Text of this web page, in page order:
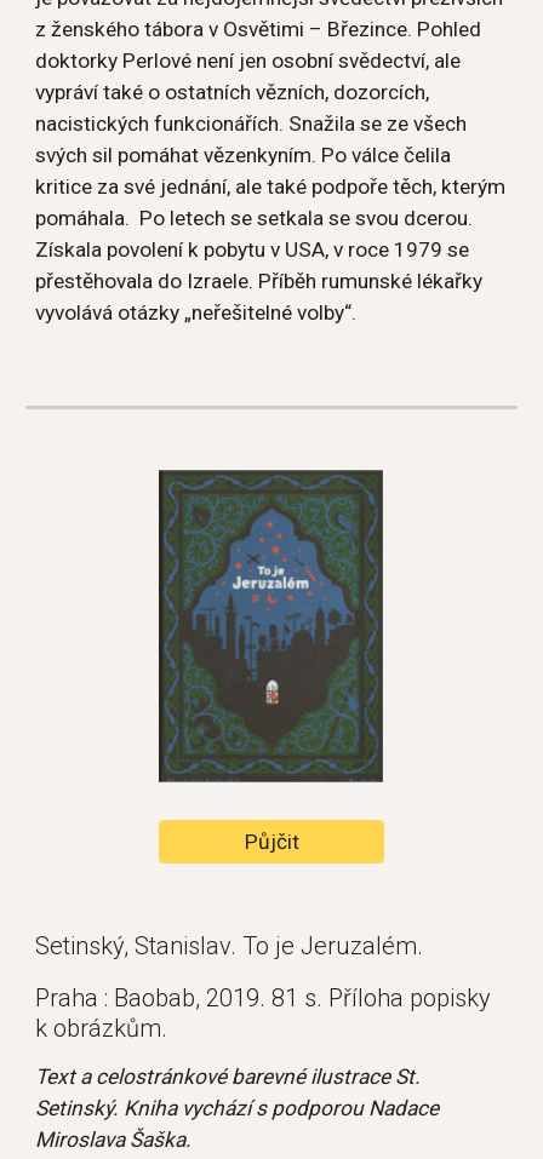
z ženského tábora v Osvětimi – Březince. Pohled
doktorky Perlové není jen osobní svědectví, ale
vypráví také o ostatních vězních, dozorcích,
nacistických funkcionářích. Snažila se ze všech
svých sil pomáhat vězenkyním. Po válce čelila
kritice za své jednání, ale také podpoře těch, kterým
pomáhala.  Po letech se setkala se svou dcerou.
Získala povolení k pobytu v USA, v roce 1979 se
přestěhovala do Izraele. Příběh rumunské lékařky
vyvolává otázky „neřešitelné volby“.
Půjčit
Setinský, Stanislav. To je Jeruzalém.
Praha : Baobab, 2019. 81 s. Příloha popisky
k obrázkům.
Text a celostránkové barevné ilustrace St.
Setinský. Kniha vychází s podporou Nadace
Miroslava Šaška.